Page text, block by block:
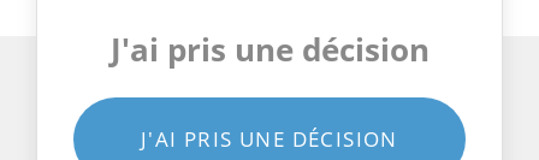
J'ai pris une décision
J'AI PRIS UNE DÉCISION